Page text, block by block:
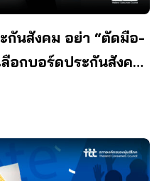
กันสังคม อย่า “ตัดมือ-
อกบอร์ดประกันสังคม
จริง